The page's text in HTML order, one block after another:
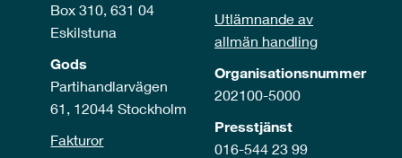
Box 310, 631 04
Eskilstuna
Gods
Partihandlarvägen
61, 12044 Stockholm
Fakturor
Utlämnande av
allmän handling
Organisationsnummer
202100-5000
Presstjänst
016-544 23 99